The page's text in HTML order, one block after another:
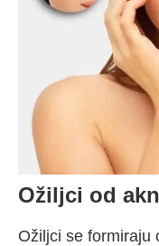
Ožiljci od
Ožiljci se formiraju